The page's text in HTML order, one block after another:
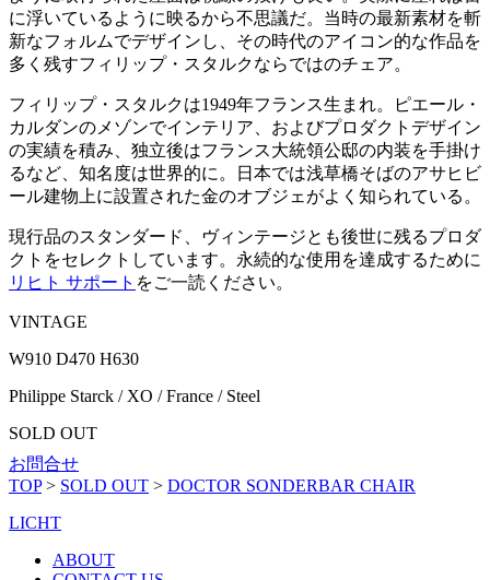
に浮いているように映るから不思議だ。当時の最新素材を斬
新なフォルムでデザインし、その時代のアイコン的な作品を
多く残すフィリップ・スタルクならではのチェア。
フィリップ・スタルクは1949年フランス生まれ。ピエール・
カルダンのメゾンでインテリア、およびプロダクトデザイン
の実績を積み、独立後はフランス大統領公邸の内装を手掛け
るなど、知名度は世界的に。日本では浅草橋そばのアサヒビ
ール建物上に設置された金のオブジェがよく知られている。
現行品のスタンダード、ヴィンテージとも後世に残るプロダ
クトをセレクトしています。永続的な使用を達成するために
リヒト サポート をご一読ください。
VINTAGE
W910 D470 H630
Philippe Starck / XO / France / Steel
SOLD OUT
お問合せ
TOP > SOLD OUT > DOCTOR SONDERBAR CHAIR
LICHT
ABOUT